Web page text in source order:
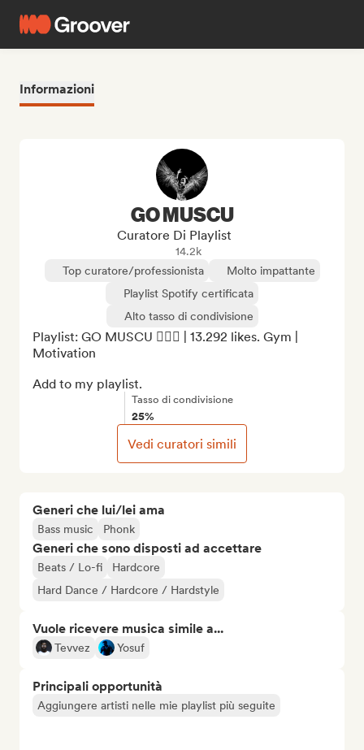
Informazioni
Generi che lui/lei ama
Bass music Phonk
Generi che sono disposti ad accettare
Beats / Lo-fi
Hardcore
Hard Dance / Hardcore / Hardstyle
Vuole ricevere musica simile a...
Tevvez Yosuf
Principali opportunità
Aggiungere artisti nelle mie playlist più seguite
GO MUSCU
Curatore Di Playlist
14.2k
Top curatore/professionista
Molto impattante
Playlist Spotify certificata
Alto tasso di condivisione
Playlist: GO MUSCU 🏋🏻‍♂️ | 13.292 likes. Gym |
Motivation
Add to my playlist.
Tasso di condivisione
25%
Vedi curatori simili